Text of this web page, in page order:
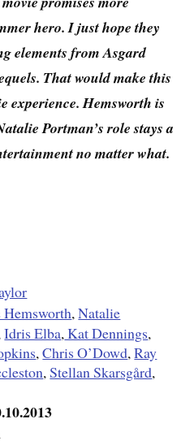
hero. I just hope they
elements from Asgard
That would make this
experience. Hemsworth is
Portman’s role stays a
no matter what.
Hemsworth,Natalie
Idris Elba,Kat Dennings,
,Chris O’Dowd,Ray
,Stellan Skarsgård,